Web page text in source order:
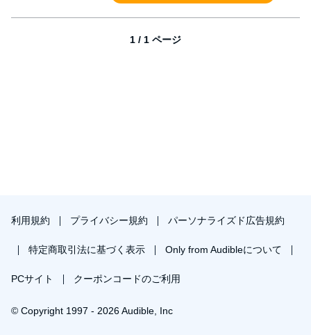
1 / 1 ページ
利用規約 プライバシー規約 パーソナライズド広告規約
特定商取引法に基づく表示 Only from Audibleについて
PCサイト クーポンコードのご利用
© Copyright 1997 - 2026 Audible, Inc